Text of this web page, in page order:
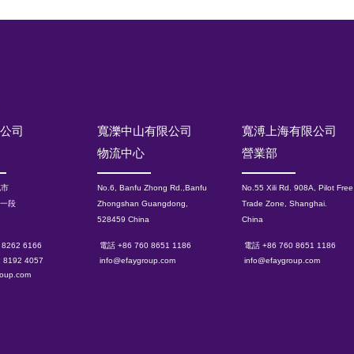
司
段
8262 6166
8192 4057
寬濼中山有限公司
物流中心
No.6, Banfu Zhong Rd.,Banfu
Zhongshan Guangdong,
528459 China
電話 +86 760 8651 1186
info@efaygroup.com
寬溥上海有限公司
營業部
No.55 Xili Rd. 908A, Pilot Free
Trade Zone, Shanghai.
China
電話 +86 760 8651 1186
info@efaygroup.com